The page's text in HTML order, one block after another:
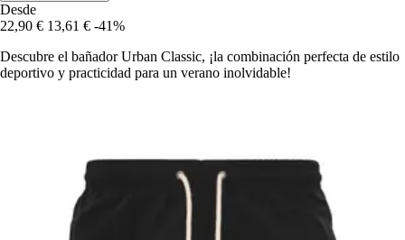
Desde
22,90 € 13,61 € -41%
Descubre el bañador Urban Classic, ¡la combinación perfecta de estilo
deportivo y practicidad para un verano inolvidable!